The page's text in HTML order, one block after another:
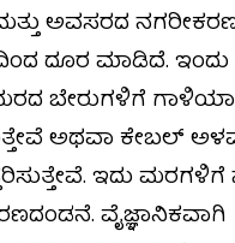
ಅವಸರದ ನಗರೀಕರಣ
ದೂರ ಮಾಡಿದೆ. ಇಂದು
ಬೇರುಗಳಿಗೆ
ಅಥವಾ ಕೇಬಲ್
ಇದು ಮರಗಳಿಗೆ
ವೈಜ್ಞಾನಿಕವಾಗಿ